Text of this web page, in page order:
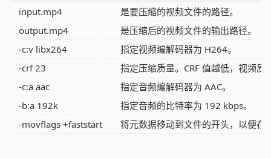
input.mp4
是要压缩的视频文件的路径。
output.mp4
是压缩后的视频文件的输出路径。
-c:v libx264
指定视频编解码器为 H264。
-crf 23
指定压缩质量。CRF 值越低，视频
-c:a aac
指定音频编解码器为 AAC。
-b:a 192k
指定音频的比特率为 192 kbps。
-movflags +faststart
将元数据移动到文件的开头，以便在